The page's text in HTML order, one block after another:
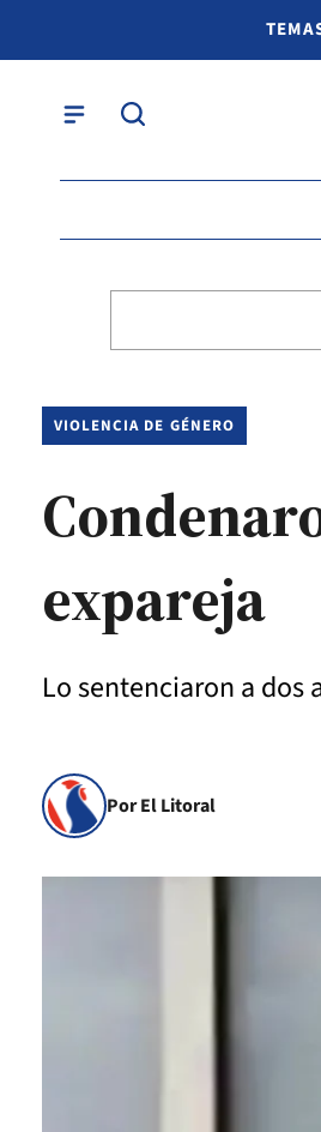
VIOLENCIA DE GÉNERO
expareja
Lo sentenciaron a dos
Por El Litoral